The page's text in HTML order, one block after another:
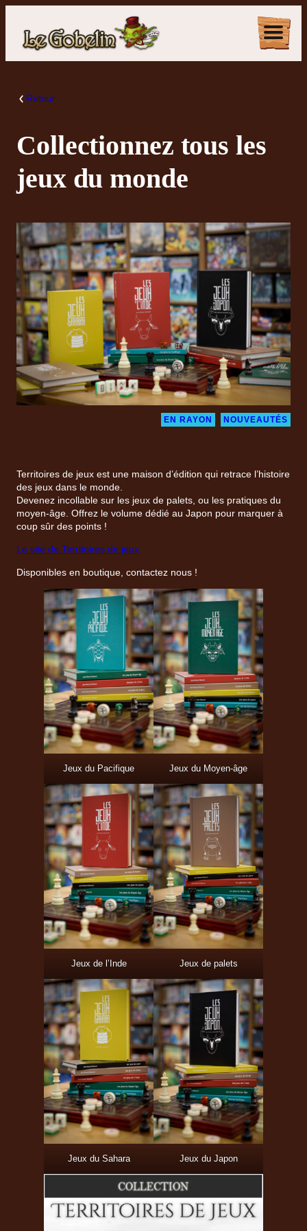
contenu
Retour
Collectionnez tous les
jeux du monde
EN RAYON NOUVEAUTÉS
Territoires de jeux est une maison d’édition qui retrace l’histoire
des jeux dans le monde.
Devenez incollable sur les jeux de palets, ou les pratiques du
moyen-âge. Offrez le volume dédié au Japon pour marquer à
coup sûr des points !
Le site de Territoires de jeux
Disponibles en boutique, contactez nous !
Jeux du Pacifique Jeux du Moyen-âge
Jeux de l’Inde Jeux de palets
Jeux du Sahara Jeux du Japon